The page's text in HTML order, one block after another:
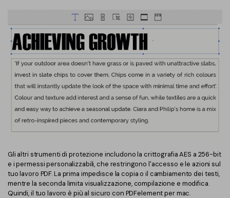
Gli altri strumenti di protezione includono la crittografia AES a 256-bit
e i permessi personalizzabili, che restringono l'accesso e le azioni sul
tuo lavoro PDF. La prima impedisce la copia o il cambiamento dei testi,
mentre la seconda limita visualizzazione, compilazione e modifica.
Quindi, il tuo lavoro è più al sicuro con PDFelement per mac.